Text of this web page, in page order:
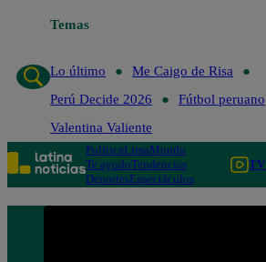
Temas
Lo último
Me Caigo de Risa
Perú Decide 2026
Fútbol peruano
Valentina Valiente
PolíticaLimaMundo
Te ayudoTendencias
DeportesEspectáculos
TV